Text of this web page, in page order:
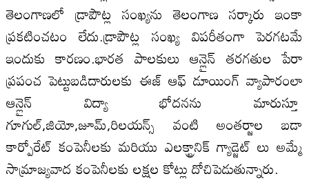
తెలంగాణలో డ్రాపౌట్ల సంఖ్యను తెలంగాణ సర్కారు ఇంకా
ప్రకటించటం లేదు.డ్రాపౌట్ల సంఖ్య విపరీతంగా పెరగటమే
ఇందుకు కారణం.భారత పాలకులు ఆన్లైన్ తరగతుల పేరా
ప్రపంచ పెట్టుబడిదారులకు ఈజ్ ఆఫ్ డూయింగ్ వ్యాపారంలా
ఆన్లైన్ విద్యా భోదనను మారుస్తూ
గూగుల్,జియో,జూమ్,రిలయన్స్ వంటి అంతర్జాల బడా
కార్పోరేట్ కంపెనీలకు మరియు ఎలక్ట్రానిక్ గ్యాడ్జెట్ లు అమ్మే
సామ్రాజ్యవాద కంపెనీలకు లక్షల కోట్లు దోచిపెడుతున్నారు.